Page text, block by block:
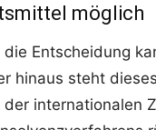
möglich
die Entscheidung
hinaus steht
der internationalen